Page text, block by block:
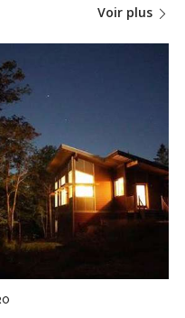
Voir plus